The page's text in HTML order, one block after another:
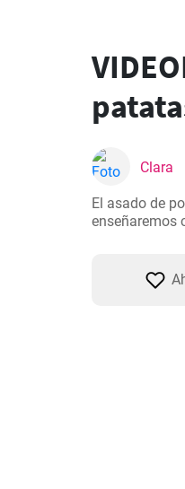
Clara
El asado de
enseñaremos